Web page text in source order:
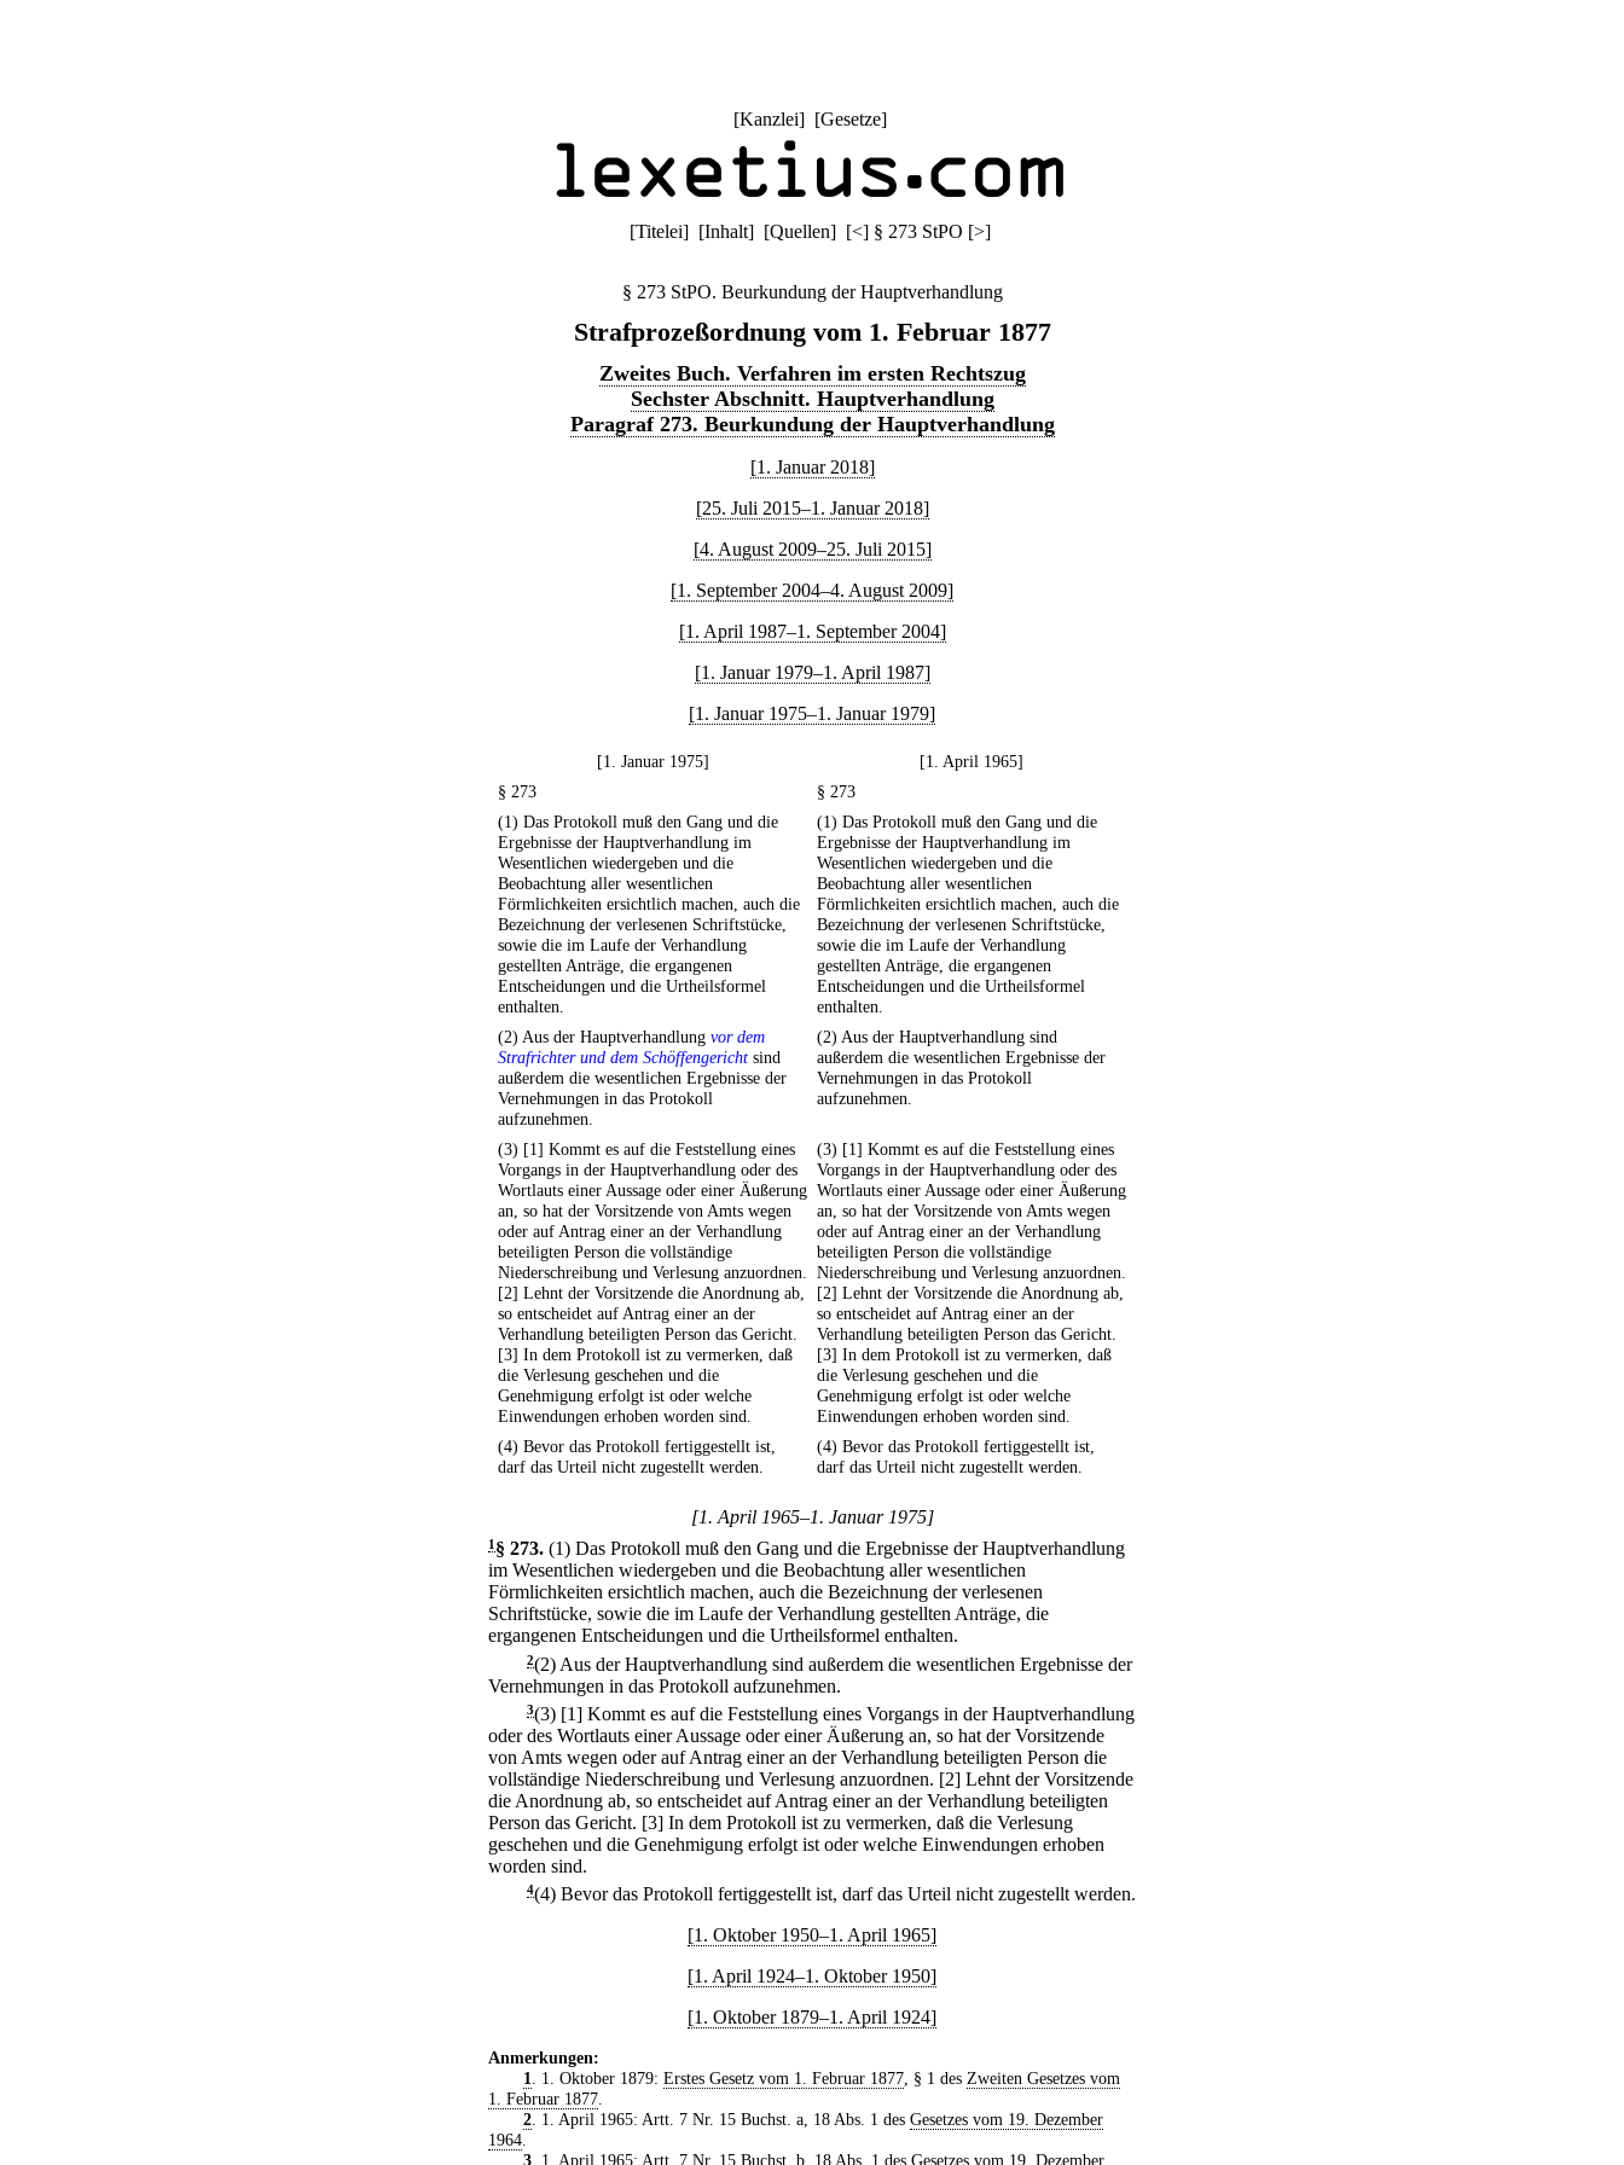
[Kanzlei] [Gesetze]
[Titelei] [Inhalt] [Quellen] [<] § 273 StPO [>]
§ 273 StPO. Beurkundung der Hauptverhandlung
Strafprozeßordnung vom 1. Februar 1877
Zweites Buch. Verfahren im ersten Rechtszug
Sechster Abschnitt. Hauptverhandlung
Paragraf 273. Beurkundung der Hauptverhandlung
[1. Januar 2018]
[25. Juli 2015–1. Januar 2018]
[4. August 2009–25. Juli 2015]
[1. September 2004–4. August 2009]
[1. April 1987–1. September 2004]
[1. Januar 1979–1. April 1987]
[1. Januar 1975–1. Januar 1979]
[1. Januar 1975]
[1. April 1965]
§ 273
§ 273
(1) Das Protokoll muß den Gang und die
Ergebnisse der Hauptverhandlung im
Wesentlichen wiedergeben und die
Beobachtung aller wesentlichen
Förmlichkeiten ersichtlich machen, auch die
Bezeichnung der verlesenen Schriftstücke,
sowie die im Laufe der Verhandlung
gestellten Anträge, die ergangenen
Entscheidungen und die Urtheilsformel
enthalten.
(1) Das Protokoll muß den Gang und die
Ergebnisse der Hauptverhandlung im
Wesentlichen wiedergeben und die
Beobachtung aller wesentlichen
Förmlichkeiten ersichtlich machen, auch die
Bezeichnung der verlesenen Schriftstücke,
sowie die im Laufe der Verhandlung
gestellten Anträge, die ergangenen
Entscheidungen und die Urtheilsformel
enthalten.
(2) Aus der Hauptverhandlung vor dem
Strafrichter und dem Schöffengericht sind
außerdem die wesentlichen Ergebnisse der
Vernehmungen in das Protokoll
aufzunehmen.
(2) Aus der Hauptverhandlung sind
außerdem die wesentlichen Ergebnisse der
Vernehmungen in das Protokoll
aufzunehmen.
(3) [1] Kommt es auf die Feststellung eines
Vorgangs in der Hauptverhandlung oder des
Wortlauts einer Aussage oder einer Äußerung
an, so hat der Vorsitzende von Amts wegen
oder auf Antrag einer an der Verhandlung
beteiligten Person die vollständige
Niederschreibung und Verlesung anzuordnen.
[2] Lehnt der Vorsitzende die Anordnung ab,
so entscheidet auf Antrag einer an der
Verhandlung beteiligten Person das Gericht.
[3] In dem Protokoll ist zu vermerken, daß
die Verlesung geschehen und die
Genehmigung erfolgt ist oder welche
Einwendungen erhoben worden sind.
(3) [1] Kommt es auf die Feststellung eines
Vorgangs in der Hauptverhandlung oder des
Wortlauts einer Aussage oder einer Äußerung
an, so hat der Vorsitzende von Amts wegen
oder auf Antrag einer an der Verhandlung
beteiligten Person die vollständige
Niederschreibung und Verlesung anzuordnen.
[2] Lehnt der Vorsitzende die Anordnung ab,
so entscheidet auf Antrag einer an der
Verhandlung beteiligten Person das Gericht.
[3] In dem Protokoll ist zu vermerken, daß
die Verlesung geschehen und die
Genehmigung erfolgt ist oder welche
Einwendungen erhoben worden sind.
(4) Bevor das Protokoll fertiggestellt ist,
darf das Urteil nicht zugestellt werden.
(4) Bevor das Protokoll fertiggestellt ist,
darf das Urteil nicht zugestellt werden.
[1. April 1965–1. Januar 1975]
1§ 273. (1) Das Protokoll muß den Gang und die Ergebnisse der Hauptverhandlung
im Wesentlichen wiedergeben und die Beobachtung aller wesentlichen
Förmlichkeiten ersichtlich machen, auch die Bezeichnung der verlesenen
Schriftstücke, sowie die im Laufe der Verhandlung gestellten Anträge, die
ergangenen Entscheidungen und die Urtheilsformel enthalten.
2(2) Aus der Hauptverhandlung sind außerdem die wesentlichen Ergebnisse der
Vernehmungen in das Protokoll aufzunehmen.
3(3) [1] Kommt es auf die Feststellung eines Vorgangs in der Hauptverhandlung
oder des Wortlauts einer Aussage oder einer Äußerung an, so hat der Vorsitzende
von Amts wegen oder auf Antrag einer an der Verhandlung beteiligten Person die
vollständige Niederschreibung und Verlesung anzuordnen. [2] Lehnt der Vorsitzende
die Anordnung ab, so entscheidet auf Antrag einer an der Verhandlung beteiligten
Person das Gericht. [3] In dem Protokoll ist zu vermerken, daß die Verlesung
geschehen und die Genehmigung erfolgt ist oder welche Einwendungen erhoben
worden sind.
4(4) Bevor das Protokoll fertiggestellt ist, darf das Urteil nicht zugestellt werden.
[1. Oktober 1950–1. April 1965]
[1. April 1924–1. Oktober 1950]
[1. Oktober 1879–1. April 1924]
Anmerkungen:
1
. 1. Oktober 1879: Erstes Gesetz vom 1. Februar 1877, § 1 des Zweiten Gesetzes vom
1. Februar 1877
2. 1. April 1965: Artt. 7 Nr. 15 Buchst. a, 18 Abs. 1 des Gesetzes vom 19. Dezember
1964
3. 1. April 1965: Artt. 7 Nr. 15 Buchst. b, 18 Abs. 1 des Gesetzes vom 19. Dezember